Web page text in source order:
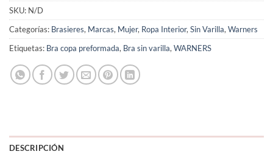
SKU: N/D
Categorías: Brasieres, Marcas, Mujer, Ropa Interior, Sin Varilla, Warners
Etiquetas: Bra copa preformada, Bra sin varilla, WARNERS
DESCRIPCIÓN